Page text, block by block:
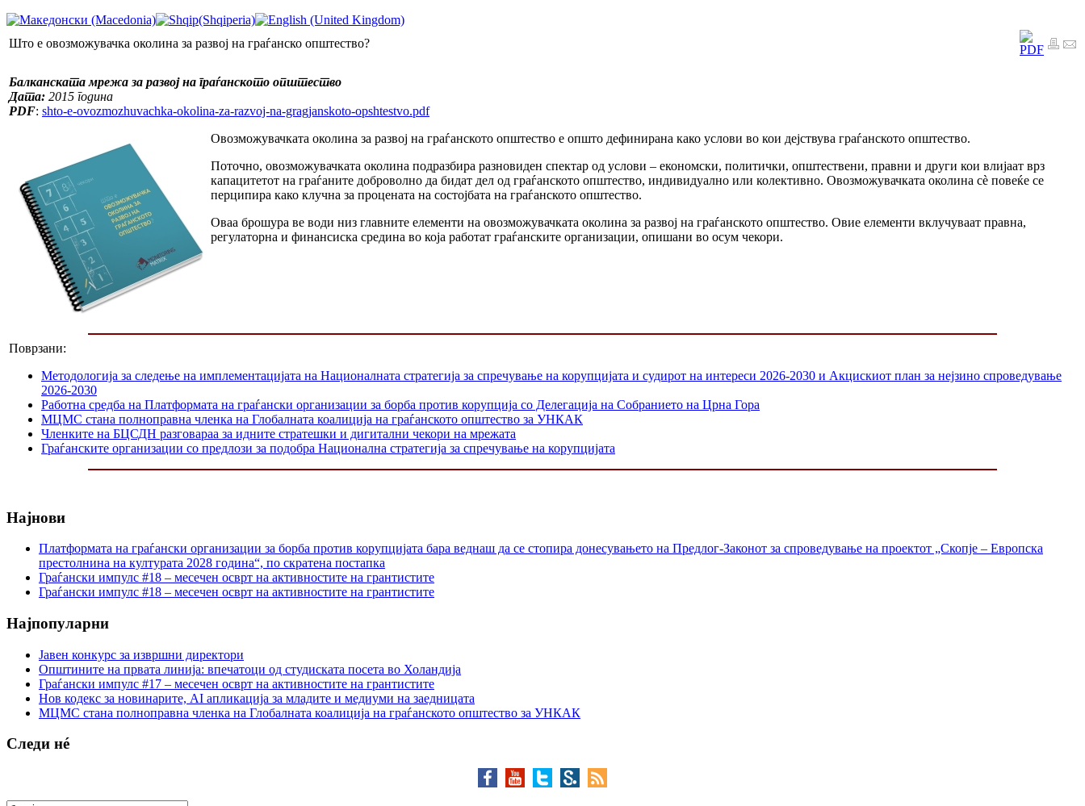
Што е овозможувачка околина за развој на граѓанско општество?
Балканската мрежа за развој на граѓанското општество
Дата: 2015 година
PDF: shto-e-ovozmozhuvachka-okolina-za-razvoj-na-gragjanskoto-opshtestvo.pdf
Овозможувачката околина за развој на граѓанското општество е општо дефинирана како услови во кои дејствува граѓанското општество.
Поточно, овозможувачката околина подразбира разновиден спектар од услови – економски, политички, општествени, правни и други кои влијаат врз
капацитетот на граѓаните доброволно да бидат дел од граѓанското општество, индивидуално или колективно. Овозможувачката околина сè повеќе се
перципира како клучна за процената на состојбата на граѓанското општество.
Оваа брошура ве води низ главните елементи на овозможувачката околина за развој на граѓанското општество. Овие елементи вклучуваат правна,
регулаторна и финансиска средина во која работат граѓанските организации, опишани во осум чекори.
Поврзани:
Методологија за следење на имплементацијата на Националната стратегија за спречување на корупцијата и судирот на интереси 2026-2030 и Акцискиот план за нејзино спроведување
2026-2030
Работна средба на Платформата на граѓански организации за борба против корупција со Делегација на Собранието на Црна Гора
МЦМС стана полноправна членка на Глобалната коалиција на граѓанското општество за УНКАК
Членките на БЦСДН разговараа за идните стратешки и дигитални чекори на мрежата
Граѓанските организации со предлози за подобра Национална стратегија за спречување на корупцијата
Најнови
Платформата на граѓански организации за борба против корупцијата бара веднаш да се стопира донесувањето на Предлог-Законот за спроведување на проектот „Скопје – Европска
престолнина на културата 2028 година“, по скратена постапка
Граѓански импулс #18 – месечен осврт на активностите на грантистите
Граѓански импулс #18 – месечен осврт на активностите на грантистите
Најпопуларни
Јавен конкурс за извршни директори
Општините на првата линија: впечатоци од студиската посета во Холандија
Граѓански импулс #17 – месечен осврт на активностите на грантистите
Нов кодекс за новинарите, AI апликација за младите и медиуми на заедницата
МЦМС стана полноправна членка на Глобалната коалиција на граѓанското општество за УНКАК
Следи нé